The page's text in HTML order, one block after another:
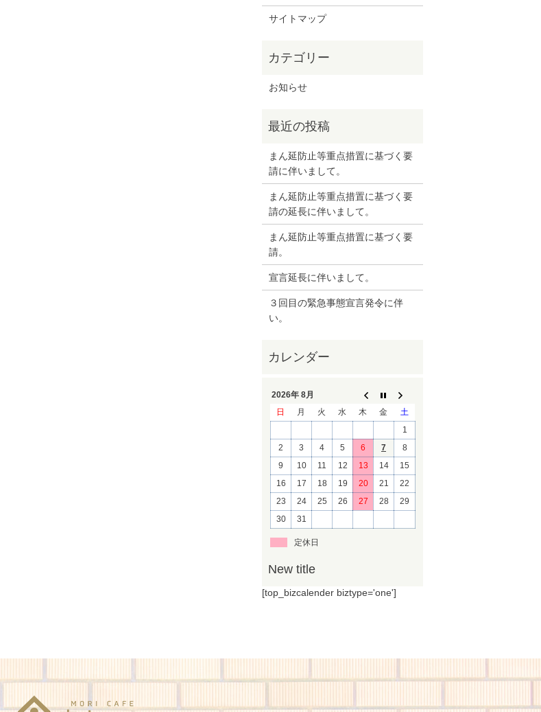
サイトマップ
お知らせ
まん延防止等重点措置に基づく要
請に伴いまして。
まん延防止等重点措置に基づく要
請の延長に伴いまして。
まん延防止等重点措置に基づく要
請。
宣言延長に伴いまして。
３回目の緊急事態宣言発令に伴
い。
2026年 8月
日
月 火 水 木 金
土
1
2
3 4 5 6 7
8
9
10 11 12 13 14
15
16
17 18 19 20 21
22
23
24 25 26 27 28
29
30
31
定休日